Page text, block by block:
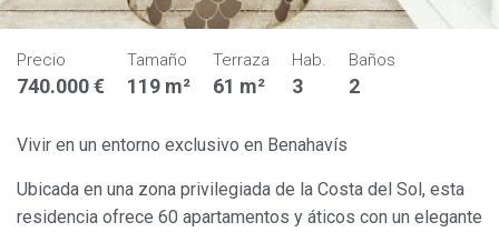
Precio
740.000 €
Tamaño
119 m²
Terraza
61 m²
Hab.
3
Baños
2
Vivir en un entorno exclusivo en Benahavís
Ubicada en una zona privilegiada de la Costa del Sol, esta
residencia ofrece 60 apartamentos y áticos con un elegante